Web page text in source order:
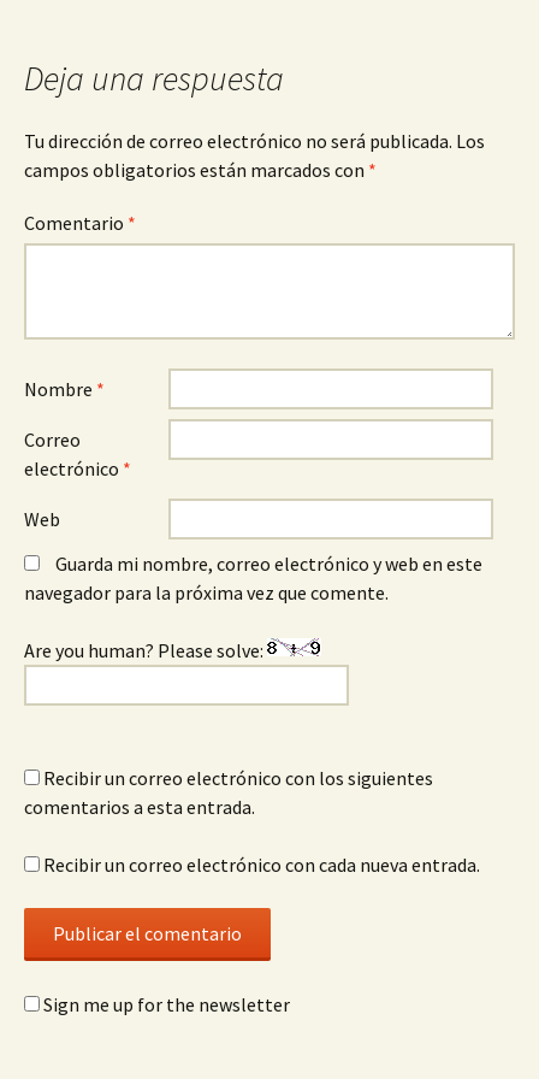
entradas
Deja una respuesta
Tu dirección de correo electrónico no será publicada. Los
campos obligatorios están marcados con *
Comentario *
Nombre *
Correo
electrónico *
Web
Guarda mi nombre, correo electrónico y web en este
navegador para la próxima vez que comente.
Are you human? Please solve:
Recibir un correo electrónico con los siguientes
comentarios a esta entrada.
Recibir un correo electrónico con cada nueva entrada.
Sign me up for the newsletter